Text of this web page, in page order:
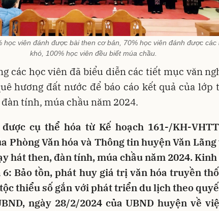
học viên đánh được bài then cơ bản, 70% học viên đánh được các
khó, 100% học viên đều biết múa chầu.
các học viên đã biểu diễn các tiết mục văn
hương đất nước để báo cáo kết quả của lớp
tính, múa chầu năm 2024.
cụ thể hóa từ Kế hoạch 161-/KH-
Phòng Văn hóa và Thông tin huyện Văn Lãng
hát then, đàn tính, múa chầu năm 2024.
6: Bảo tồn, phát huy giá trị văn hóa truyền
thiểu số gắn với phát triển du lịch theo
ngày 28/2/2024 của UBND huyện về